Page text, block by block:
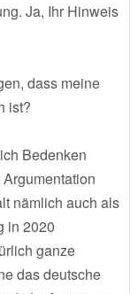
Ja, Ihr Hinweis
dass meine
ist?
Bedenken
nämlich auch als
in 2020
ganze
das deutsche